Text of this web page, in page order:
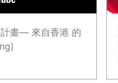
畫— 來自香港 的